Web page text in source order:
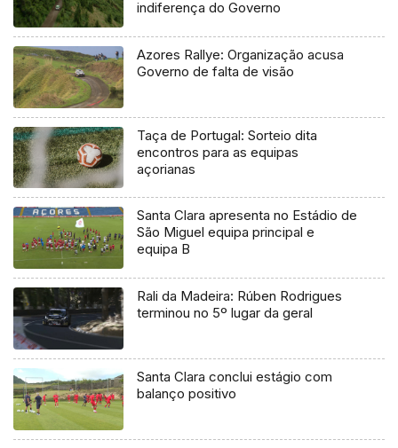
indiferença do Governo
Azores Rallye: Organização acusa
Governo de falta de visão
Taça de Portugal: Sorteio dita
encontros para as equipas
açorianas
Santa Clara apresenta no Estádio de
São Miguel equipa principal e
equipa B
Rali da Madeira: Rúben Rodrigues
terminou no 5º lugar da geral
Santa Clara conclui estágio com
balanço positivo